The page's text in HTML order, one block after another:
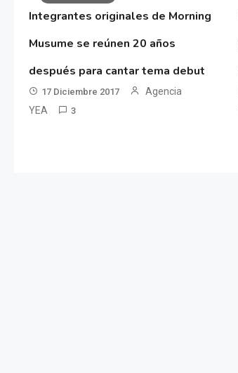
Integrantes originales de Morning
Musume se reúnen 20 años
después para cantar tema debut
17 Diciembre 2017
Agencia
YEA
3